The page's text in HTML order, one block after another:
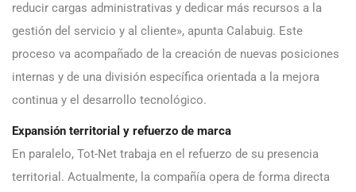
reducir cargas administrativas y dedicar más recursos a la
gestión del servicio y al cliente», apunta Calabuig. Este
proceso va acompañado de la creación de nuevas posiciones
internas y de una división específica orientada a la mejora
continua y el desarrollo tecnológico.
Expansión territorial y refuerzo de marca
En paralelo, Tot-Net trabaja en el refuerzo de su presencia
territorial. Actualmente, la compañía opera de forma directa